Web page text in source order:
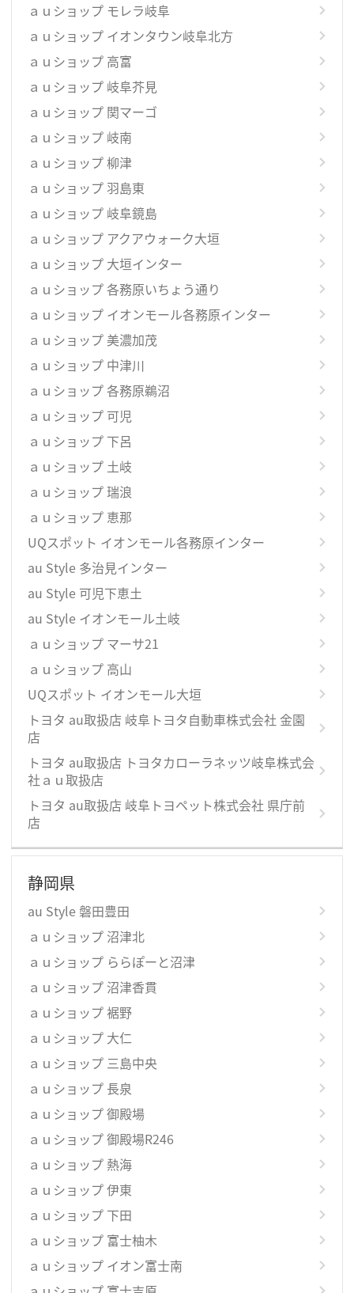
ａｕショップ モレラ岐阜
ａｕショップ イオンタウン岐阜北方
ａｕショップ 高富
ａｕショップ 岐阜芥見
ａｕショップ 関マーゴ
ａｕショップ 岐南
ａｕショップ 柳津
ａｕショップ 羽島東
ａｕショップ 岐阜鏡島
ａｕショップ アクアウォーク大垣
ａｕショップ 大垣インター
ａｕショップ 各務原いちょう通り
ａｕショップ イオンモール各務原インター
ａｕショップ 美濃加茂
ａｕショップ 中津川
ａｕショップ 各務原鵜沼
ａｕショップ 可児
ａｕショップ 下呂
ａｕショップ 土岐
ａｕショップ 瑞浪
ａｕショップ 恵那
UQスポット イオンモール各務原インター
au Style 多治見インター
au Style 可児下恵土
au Style イオンモール土岐
ａｕショップ マーサ21
ａｕショップ 高山
UQスポット イオンモール大垣
トヨタ au取扱店 岐阜トヨタ自動車株式会社 金園
店
トヨタ au取扱店 トヨタカローラネッツ岐阜株式会
社ａｕ取扱店
トヨタ au取扱店 岐阜トヨペット株式会社 県庁前
店
静岡県
au Style 磐田豊田
ａｕショップ 沼津北
ａｕショップ ららぽーと沼津
ａｕショップ 沼津香貫
ａｕショップ 裾野
ａｕショップ 大仁
ａｕショップ 三島中央
ａｕショップ 長泉
ａｕショップ 御殿場
ａｕショップ 御殿場R246
ａｕショップ 熱海
ａｕショップ 伊東
ａｕショップ 下田
ａｕショップ 富士柚木
ａｕショップ イオン富士南